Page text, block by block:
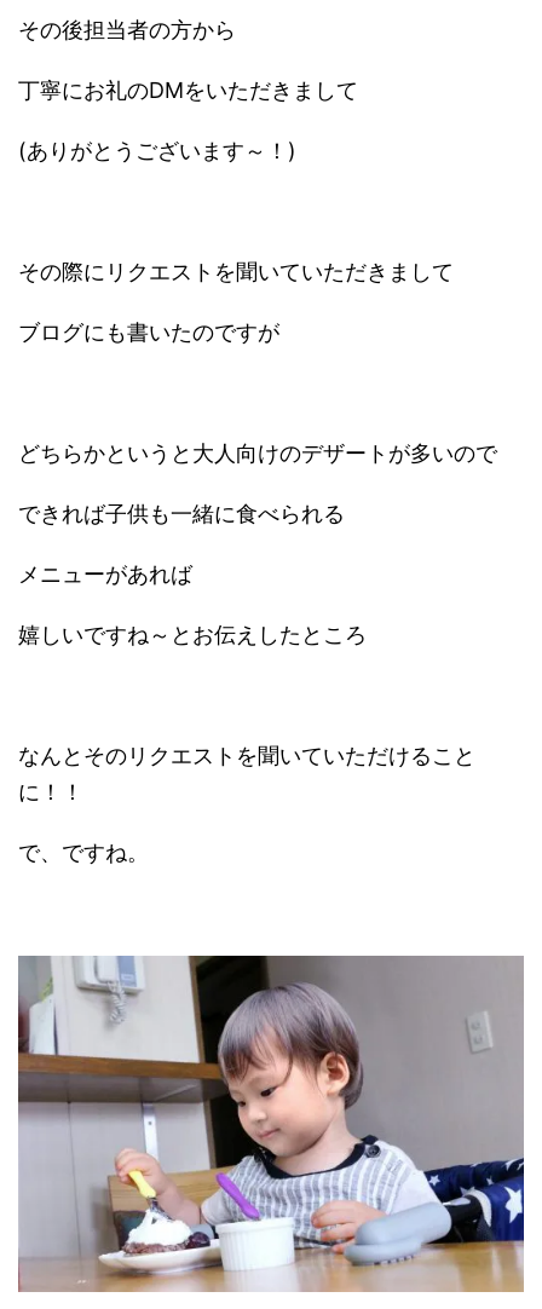
その後担当者の方から
丁寧にお礼のDMをいただきまして
(ありがとうございます～！)
その際にリクエストを聞いていただきまして
ブログにも書いたのですが
どちらかというと大人向けのデザートが多いので
できれば子供も一緒に食べられる
メニューがあれば
嬉しいですね～とお伝えしたところ
なんとそのリクエストを聞いていただけること
に！！
で、ですね。